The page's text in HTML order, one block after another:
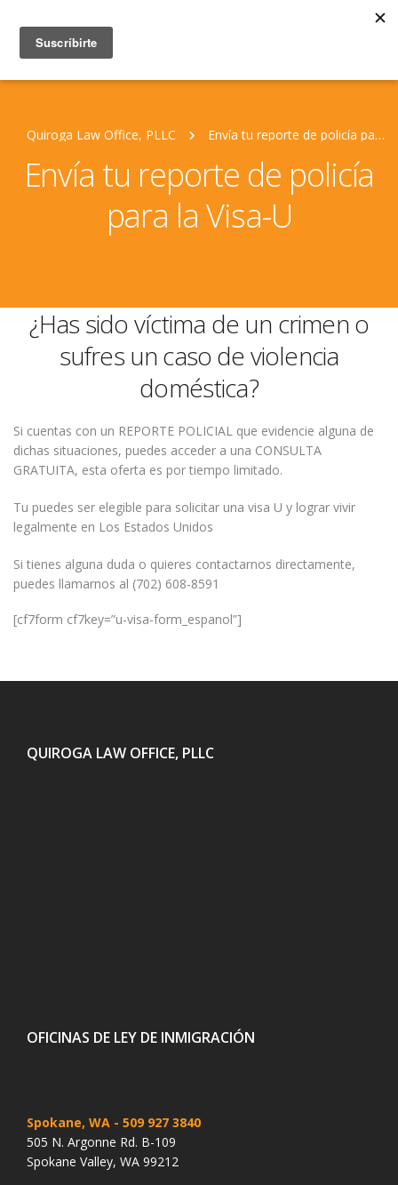
Quiroga Law Office, PLLC Envía tu reporte de policía para la Visa-U
Envía tu reporte de policía
para la Visa-U
¿Has sido víctima de un crimen o
sufres un caso de violencia
doméstica?
Si cuentas con un REPORTE POLICIAL que evidencie alguna de
dichas situaciones, puedes acceder a una CONSULTA
GRATUITA, esta oferta es por tiempo limitado.
Tu puedes ser elegible para solicitar una visa U y lograr vivir
legalmente en Los Estados Unidos
Si tienes alguna duda o quieres contactarnos directamente,
puedes llamarnos al (702) 608-8591
[cf7form cf7key=”u-visa-form_espanol”]
QUIROGA LAW OFFICE, PLLC
OFICINAS DE LEY DE INMIGRACIÓN
Spokane, WA - 509 927 3840
505 N. Argonne Rd. B-109
Spokane Valley, WA 99212